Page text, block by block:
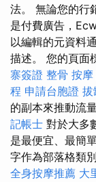
法。 無論您的行
是付費廣告，
以編輯的元資料
描述。 您的頁面
寨簽證 整骨 按摩
程 申請台胞證 拔
的副本來推動流
記帳士 對於大多
是最便宜、最簡
字作為部落格類
全身按摩推薦 大